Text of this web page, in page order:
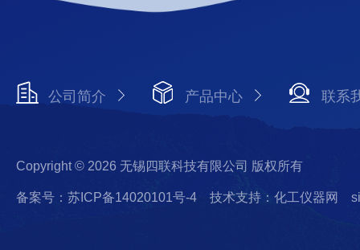
公司简介 产品中心 联系
Copyright © 2026 无锡四联科技有限公司 版权所有
备案号：苏ICP备14020101号-4 技术支持：化工仪器网